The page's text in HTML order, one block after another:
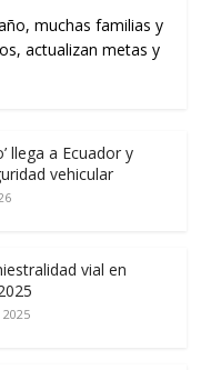
muchas familias y
actualizan metas y
llega a Ecuador y
vehicular
vial en